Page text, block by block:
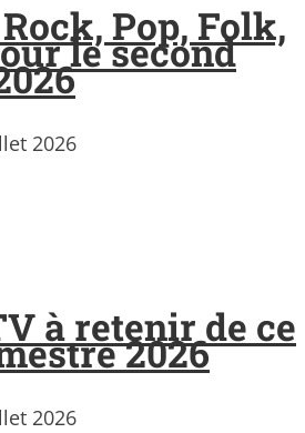
Pop, Folk,
le second
2026
à retenir de ce
2026
2026